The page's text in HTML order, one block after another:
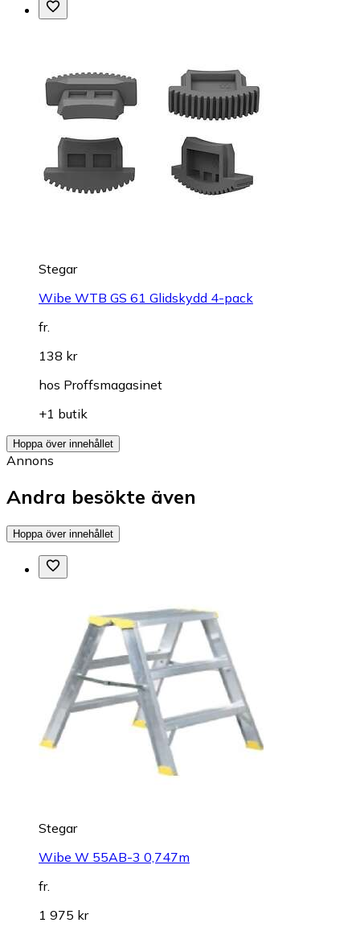
Stegar
Wibe WTB GS 61 Glidskydd 4-pack
fr.
138 kr
hos Proffsmagasinet
+1 butik
Hoppa över innehållet
Annons
Andra besökte även
Hoppa över innehållet
Stegar
Wibe W 55AB-3 0,747m
fr.
1 975 kr